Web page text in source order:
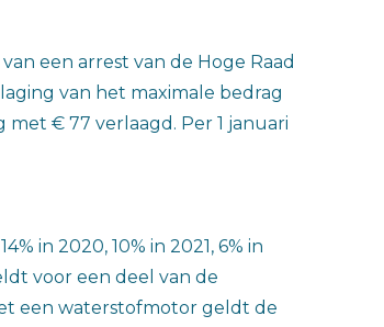
een arrest van de Hoge Raad
van het maximale bedrag
met € 77 verlaagd. Per 1 januari
in 2020, 10% in 2021, 6% in
voor een deel van de
een waterstofmotor geldt de